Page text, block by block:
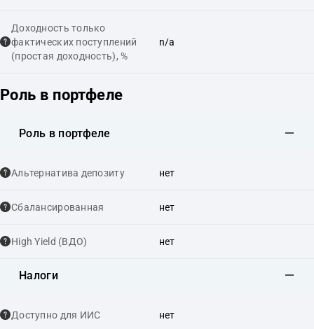
Доходность только
фактических поступлений
(простая доходность), %
n/a
Роль в портфеле
Роль в портфеле
Альтернатива депозиту нет
Сбалансированная нет
High Yield (ВДО) нет
Налоги
Доступно для ИИС нет